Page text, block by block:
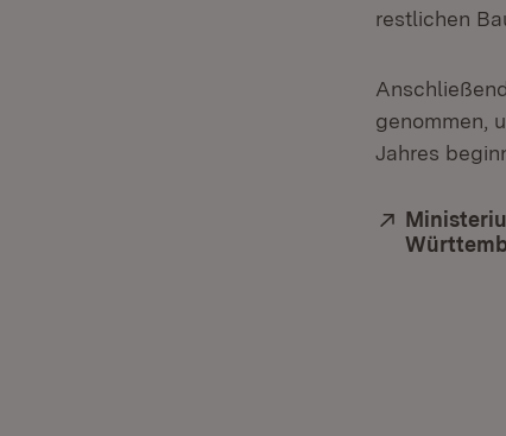
restlichen
genommen,
Jahres
Extern: